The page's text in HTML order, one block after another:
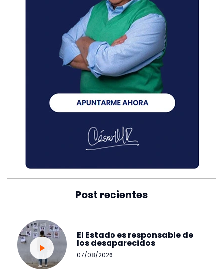
Post recientes
El Estado es responsable de
los desaparecidos
07/08/2026